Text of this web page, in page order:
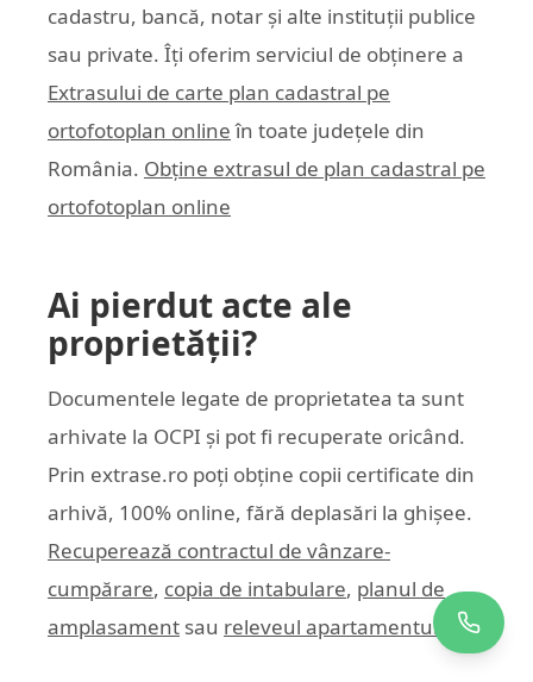
cadastru, bancă, notar și alte instituții publice
sau private. Îți oferim serviciul de obținere a
Extrasului de carte plan cadastral pe
ortofotoplan online în toate județele din
România. Obține extrasul de plan cadastral pe
ortofotoplan online
Ai pierdut acte ale
proprietății?
Documentele legate de proprietatea ta sunt
arhivate la OCPI și pot fi recuperate oricând.
Prin extrase.ro poți obține copii certificate din
arhivă, 100% online, fără deplasări la ghișee.
Recuperează contractul de vânzare-
cumpărare, copia de intabulare, planul de
amplasament sau releveul apartamentului .